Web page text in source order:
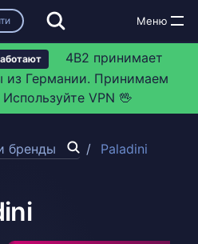
4B2 принимает
из Германии. Принимаем
VPN 🖖
бренды Paladini